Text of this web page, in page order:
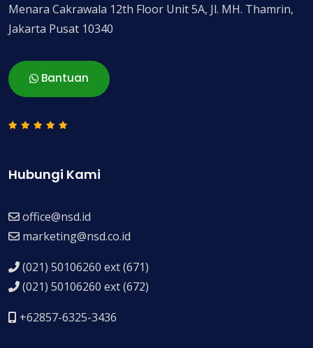
Menara Cakrawala 12th Floor Unit 5A, Jl. MH. Thamrin,
Jakarta Pusat 10340
Bantuan
Hubungi Kami
office@nsd.id
marketing@nsd.co.id
(021) 50106260 ext (671)
(021) 50106260 ext (672)
+62857-6325-3436